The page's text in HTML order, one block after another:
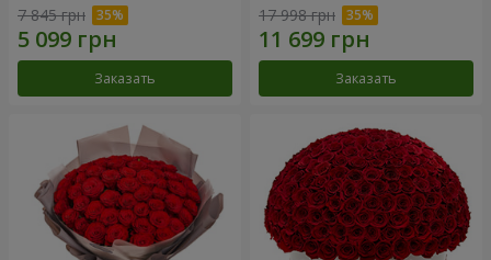
7 845 грн
Заказать
17 998 грн
Заказать